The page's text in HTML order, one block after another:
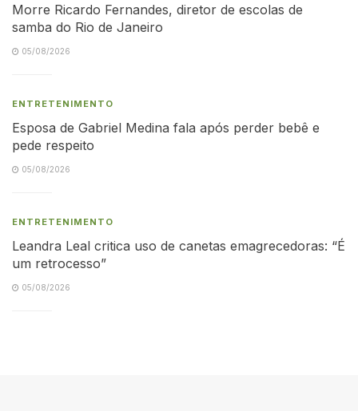
Morre Ricardo Fernandes, diretor de escolas de
samba do Rio de Janeiro
05/08/2026
ENTRETENIMENTO
Esposa de Gabriel Medina fala após perder bebê e
pede respeito
05/08/2026
ENTRETENIMENTO
Leandra Leal critica uso de canetas emagrecedoras: “É
um retrocesso”
05/08/2026